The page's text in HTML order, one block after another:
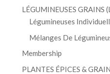
LÉGUMINEUSES GRAINS
Légumineuses
Mélanges De
Membership
PLANTES ÉPICES &